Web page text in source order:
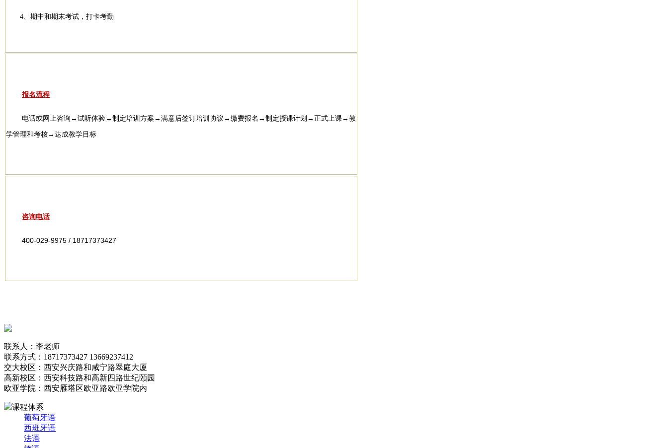
4、期中和期末考试，打卡考勤
报名流程
电话或网上咨询→试听体验→制定培训方案→满意后签订培训协议→缴费报名→制定授课计划→正式上课→教
学管理和考核→达成教学目标
咨询电话
400-029-9975 / 18717373427
联系人：李老师
联系方式：18717373427 13669237412
交大校区：西安兴庆路和咸宁路翠庭大厦
高新校区：西安科技路和高新四路世纪颐园
欧亚学院：西安雁塔区欧亚路欧亚学院内
课程体系
葡萄牙语
西班牙语
法语